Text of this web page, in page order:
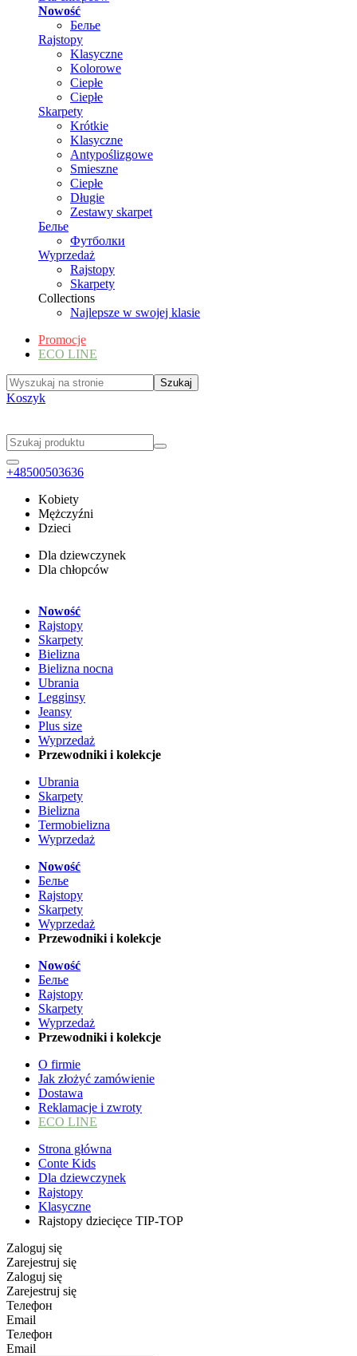
Nowość
Белье
Rajstopy
Klasyczne
Kolorowe
Ciepłe
Ciepłe
Skarpety
Krótkie
Klasyczne
Antypoślizgowe
Smieszne
Ciepłe
Długie
Zestawy skarpet
Белье
Футболки
Wyprzedaż
Rajstopy
Skarpety
Collections
Najlepsze w swojej klasie
Promocje
ECO LINE
Koszyk
+48500503636
Kobiety
Mężczyźni
Dzieci
Dla dziewczynek
Dla chłopców
Nowość
Rajstopy
Skarpety
Bielizna
Bielizna nocna
Ubrania
Legginsy
Jeansy
Plus size
Wyprzedaż
Przewodniki i kolekcje
Ubrania
Skarpety
Bielizna
Termobielizna
Wyprzedaż
Nowość
Белье
Rajstopy
Skarpety
Wyprzedaż
Przewodniki i kolekcje
Nowość
Белье
Rajstopy
Skarpety
Wyprzedaż
Przewodniki i kolekcje
O firmie
Jak złożyć zamówienie
Dostawa
Reklamacje i zwroty
ECO LINE
Strona główna
Conte Kids
Dla dziewczynek
Rajstopy
Klasyczne
Rajstopy dziecięce TIP-TOP
Zaloguj się
Zarejestruj się
Zaloguj się
Zarejestruj się
Телефон
Email
Телефон
Email